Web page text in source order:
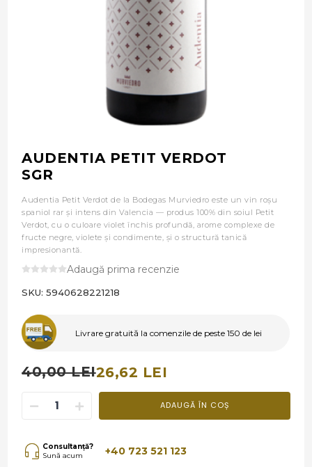
AUDENTIA PETIT VERDOT
SGR
Audentia Petit Verdot de la Bodegas Murviedro este un vin roșu
spaniol rar și intens din Valencia — produs 100% din soiul Petit
Verdot, cu o culoare violet închis profundă, arome complexe de
fructe negre, violete și condimente, și o structură tanică
impresionantă.
Adaugă prima recenzie
SKU: 5940628221218
Livrare gratuită la comenzile de peste 150 de lei
40,00 LEI26,62 LEI
ADAUGĂ ÎN COȘ
Consultanță?
Sună acum
+40 723 521 123